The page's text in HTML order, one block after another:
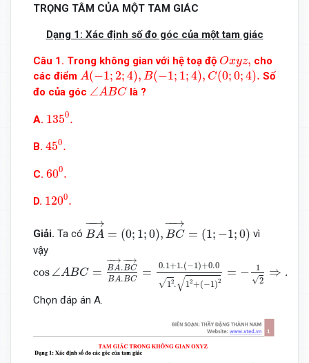
TRỌNG TÂM CỦA MỘT TAM GIÁC
Dạng 1: Xác định số đo góc của một tam giác
Câu 1. Trong không gian với hệ toạ độ Oxyz,
Ox
cho
các điểm A(−1; 2;4), B(−1; 1;4), C(0;0;4).
A(− 1; ;4),B −1; ;4 ,C (0 0;4).
Số
đo của góc ∠ABC
∠ A BC là ?
A. 1350.
1350
B. 450.
450
C. 600.
600
D. 1200.
1200
Giải. Ta có
−
−→
BA = (0; 1;0),
−
−→
BC = (1; −1;0)
BA→ C→
vì
vậy
cos∠ABC =
−
−→
BA.
−
−→
BC
BA.BC = 0.1+1.(−1)+0.0
√12.√12 +(−1)2
= −
1
√2
⇒ ∠
cos A→.BC C 0.1
Chọn đáp án A.